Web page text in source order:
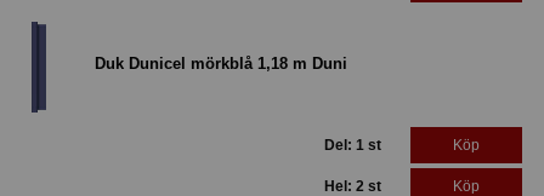
Duk Dunicel mörkblå 1,18 m Duni
Del: 1 st Köp
Hel: 2 st Köp